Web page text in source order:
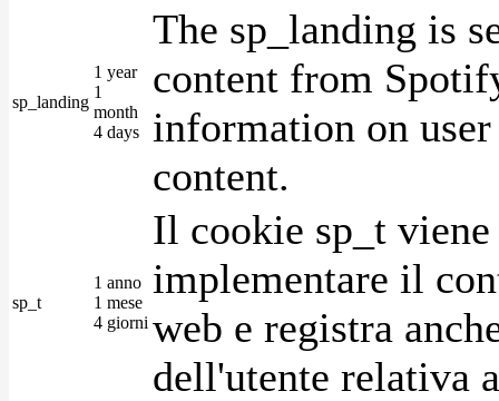
sp_landing
1 year
1
month
4 days
The sp_landing is
content from
information on
content.
sp_t
1 anno
1 mese
4 giorni
Il cookie sp_t
implementare il
web e registra
dell'utente relativa